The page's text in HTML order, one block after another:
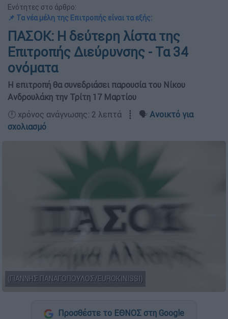
Ενότητες στο άρθρο:
📌 Τα νέα μέλη της Επιτροπής είναι τα εξής:
ΠΑΣΟΚ: Η δεύτερη λίστα της
Επιτροπής Διεύρυνσης - Τα 34
ονόματα
Η επιτροπή θα συνεδριάσει παρουσία του Νίκου
Ανδρουλάκη την Τρίτη 17 Μαρτίου
🕛 χρόνος ανάγνωσης: 2 λεπτά ┋ 🗣️ Ανοικτό για
σχολιασμό
(ΓΙΑΝΝΗΣ ΠΑΝΑΓΟΠΟΥΛΟΣ/EUROKINISSI)
Προσθέστε το ΕΘΝΟΣ στη Google